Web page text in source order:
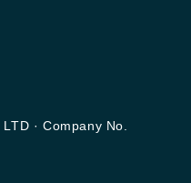
LTD · Company No.